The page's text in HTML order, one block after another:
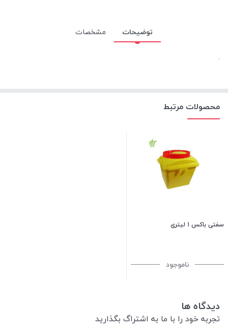
توضیحات
مشخصات
.
محصولات مرتبط
سفتی باکس 1 لیتری
ناموجود
دیدگاه ها
تجربه خود را با ما به اشتراگ بگذارید